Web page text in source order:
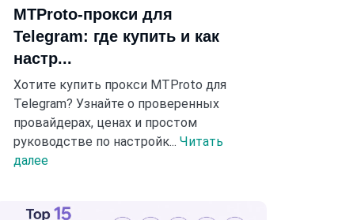
MTProto-прокси для
Telegram: где купить и как
настр...
Хотите купить прокси MTProto для
Telegram? Узнайте о проверенных
провайдерах, ценах и простом
руководстве по настройк... Читать
далее